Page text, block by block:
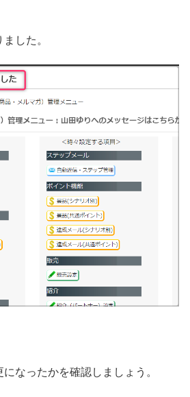
した。
なったかを確認しましょう。